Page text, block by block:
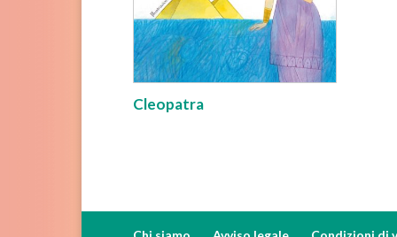
Cleopatra